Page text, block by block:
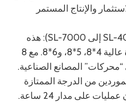
والإنتاج المستمر
(SL-4000 إلى SL-7000): هذه
وحدات ذات قدرة عالية 4*8، 5*8، و6*8. مع 8
المصانع الصناعية.
من الدرجة الممتازة
على مدار 24 ساعة.